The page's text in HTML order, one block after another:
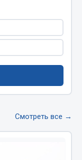
Смотреть все →